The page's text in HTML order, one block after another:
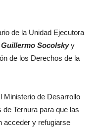
de la Unidad Ejecutora
Guillermo Socolskyy
de los Derechos de la
Ministerio de Desarrollo
Ternura para que las
acceder y refugiarse